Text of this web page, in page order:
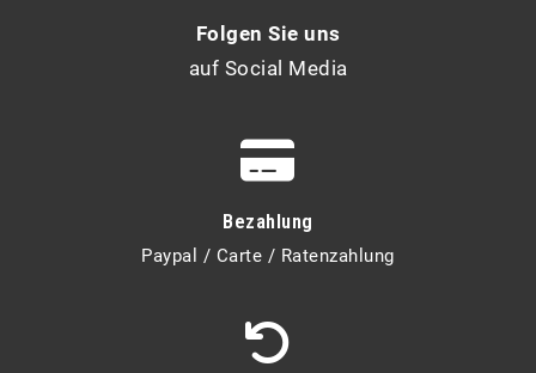
Folgen Sie uns
auf Social Media
Bezahlung
Paypal / Carte / Ratenzahlung